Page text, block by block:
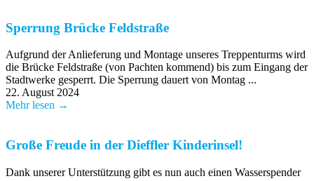
Sperrung Brücke Feldstraße
Aufgrund der Anlieferung und Montage unseres Treppenturms wird
die Brücke Feldstraße (von Pachten kommend) bis zum Eingang der
Stadtwerke gesperrt. Die Sperrung dauert von Montag ...
22. August 2024
Mehr lesen →
Große Freude in der Dieffler Kinderinsel!
Dank unserer Unterstützung gibt es nun auch einen Wasserspender